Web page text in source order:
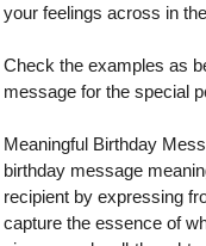
your feelings across in
Check the examples as
message for the special
Meaningful Birthday
birthday message
recipient by expressing
capture the essence of